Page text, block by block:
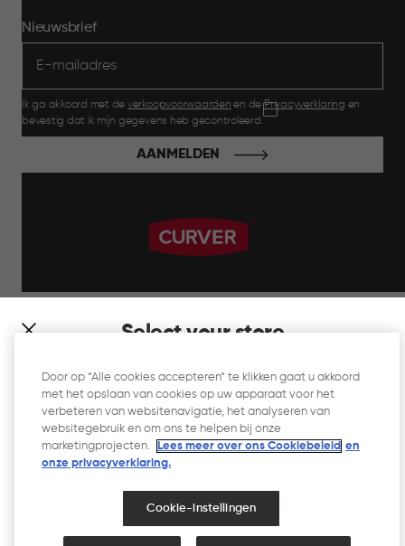
Select your store
which store would you like to shop?
Nieuwsbrief
Ik ga akkoord met de verkoopvoorwaarden en dePrivacyverklaring en
bevestig dat ik mijn gegevens heb gecontroleerd.
AANMELDEN
Website Gebruiksvoorwaarden
Privacyverklaring
Cookiebeleid
Toegankelijkheidsverklaring
Door op “Alle cookies accepteren” te klikken gaat u akkoord
met het opslaan van cookies op uw apparaat voor het
verbeteren van websitenavigatie, het analyseren van
websitegebruik en om ons te helpen bij onze
marketingprojecten.
Lees meer over ons Cookiebeleid en
onze privacyverklaring.​
Cookie-instellingen